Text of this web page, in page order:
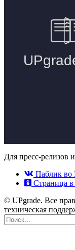
Для пресс-релизов
Паблик во
Страница
© UPgrade. Все
техническая
Найти: